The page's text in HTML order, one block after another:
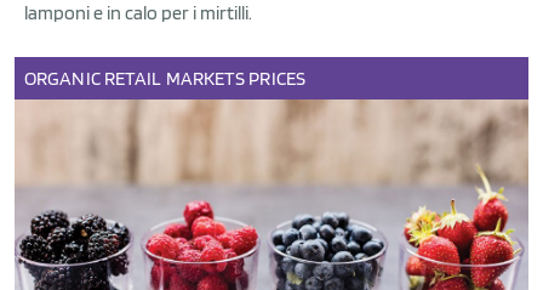
lamponi e in calo per i mirtilli.
ORGANIC RETAIL MARKETS PRICES